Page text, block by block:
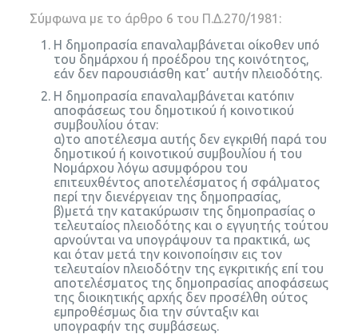
Σύμφωνα με το άρθρο 6 του Π.Δ.270/1981:
Η δημοπρασία επαναλαμβάνεται οίκοθεν υπό
του δημάρχου ή προέδρου της κοινότητος,
εάν δεν παρουσιάσθη κατ’ αυτήν πλειοδότης.
Η δημοπρασία επαναλαμβάνεται κατόπιν
αποφάσεως του δημοτικού ή κοινοτικού
συμβουλίου όταν:
α)το αποτέλεσμα αυτής δεν εγκριθή παρά του
δημοτικού ή κοινοτικού συμβουλίου ή του
Νομάρχου λόγω ασυμφόρου του
επιτευχθέντος αποτελέσματος ή σφάλματος
περί την διενέργειαν της δημοπρασίας,
β)μετά την κατακύρωσιν της δημοπρασίας ο
τελευταίος πλειοδότης και ο εγγυητής τούτου
αρνούνται να υπογράψουν τα πρακτικά, ως
και όταν μετά την κοινοποίησιν εις τον
τελευταίον πλειοδότην της εγκριτικής επί του
αποτελέσματος της δημοπρασίας αποφάσεως
της διοικητικής αρχής δεν προσέλθη ούτος
εμπροθέσμως δια την σύνταξιν και
υπογραφήν της συμβάσεως.